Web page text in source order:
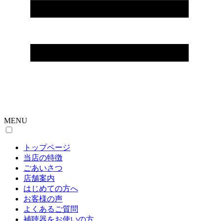
MENU
トップページ
当店の特徴
ごあいさつ
店舗案内
はじめての方へ
お客様の声
よくあるご質問
補聴器をお使いの方